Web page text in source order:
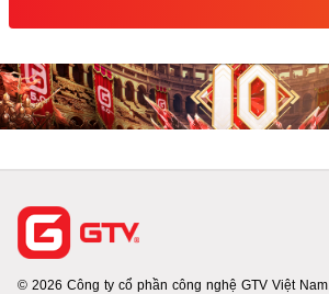
© 2026 Công ty cổ phần công nghệ GTV Việt Nam.